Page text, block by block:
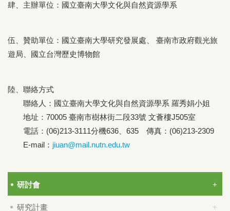
肆、主辦單位：國立臺南大學文化與自然資源學系
伍、贊助單位：國立臺南大學研究發展處、 臺南市政府觀光旅
遊局、國立台灣歷史博物館
陸、聯絡方式
聯絡人：國立臺南大學文化與自然資源學系 羅秀娟小姐
地址：70005 臺南市樹林街二段33號 文薈樓J505室
電話：(06)213-3111分機636、635 傳真：(06)213-2309
E-mail： jiuan@mail.nutn.edu.tw
研討會
研究計畫